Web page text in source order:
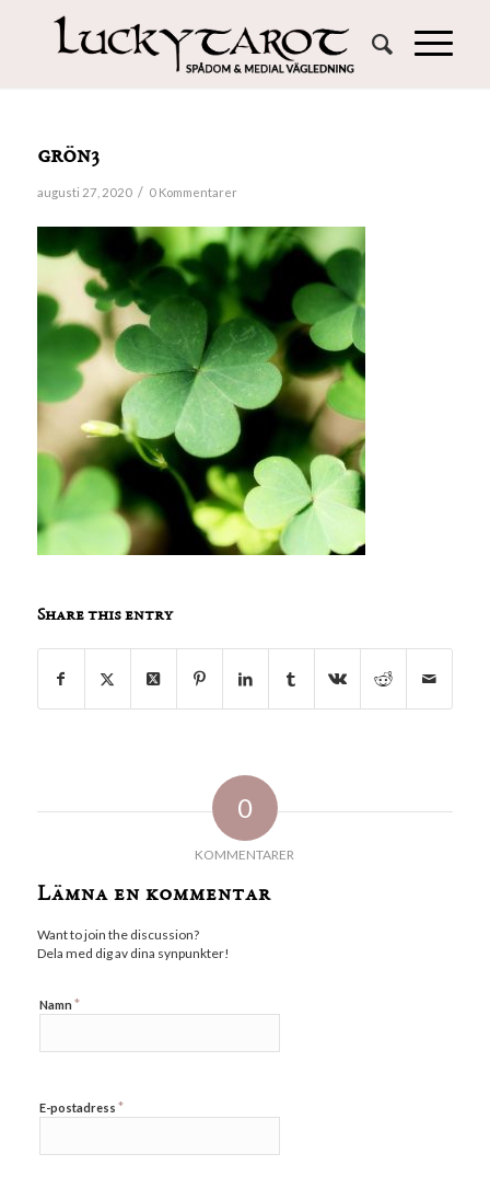
grön3
augusti 27, 2020 / 0 Kommentarer
Share this entry
0
KOMMENTARER
Lämna en kommentar
Want to join the discussion?
Dela med dig av dina synpunkter!
Namn *
E-postadress *